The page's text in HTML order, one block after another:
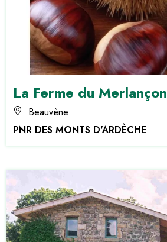
La Ferme du Merlançon
Beauvène
PNR DES MONTS D'ARDÈCHE